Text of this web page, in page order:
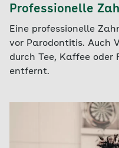
Professionelle
Eine professionelle
vor Parodontitis. Auch
durch Tee, Kaffee oder
entfernt.